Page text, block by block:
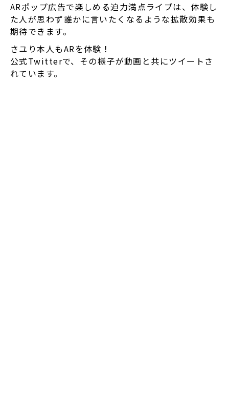
ARポップ広告で楽しめる迫力満点ライブは、体験し
た人が思わず誰かに言いたくなるような拡散効果も
期待できます。
さユり本人もARを体験！
公式Twitterで、その様子が動画と共にツイートさ
れています。